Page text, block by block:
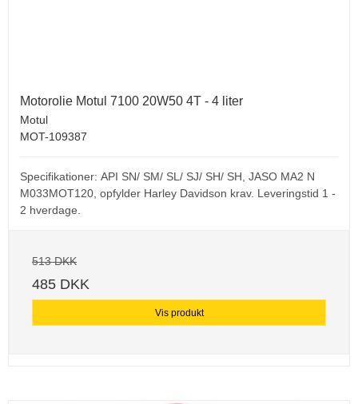
Motorolie Motul 7100 20W50 4T - 4 liter
Motul
MOT-109387
Specifikationer: API SN/ SM/ SL/ SJ/ SH/ SH, JASO MA2 N
M033MOT120, opfylder Harley Davidson krav. Leveringstid 1 -
2 hverdage.
513 DKK
485 DKK
Vis produkt